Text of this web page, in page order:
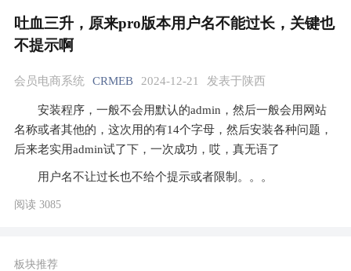
吐血三升，原来pro版本用户名不能过长，关键也
不提示啊
会员电商系统 CRMEB 2024-12-21 发表于陕西
安装程序，一般不会用默认的admin，然后一般会用网站
名称或者其他的，这次用的有14个字母，然后安装各种问题，
后来老实用admin试了下，一次成功，哎，真无语了
用户名不让过长也不给个提示或者限制。。。
阅读 3085
板块推荐